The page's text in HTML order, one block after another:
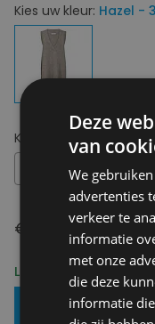
Kies uw kleur: Hazel -
Kies uw maat:
€ 109,00
Levering 2-3
Deze
van
We
advertenties
verkeer te
informatie
met onze
die deze
informatie